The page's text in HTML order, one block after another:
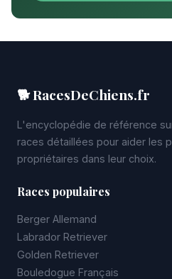
🐕 RacesDeChiens.fr
L'encyclopédie de référence
races détaillées pour aider les
propriétaires dans leur choix.
Races populaires
Berger Allemand
Labrador Retriever
Golden Retriever
Bouledogue Français